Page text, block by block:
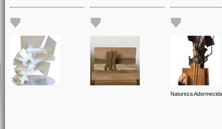
Natureza Adormecida